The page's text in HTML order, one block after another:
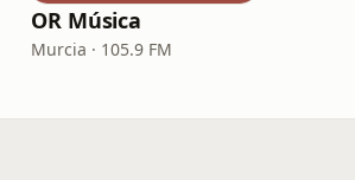
OR Música
Murcia · 105.9 FM